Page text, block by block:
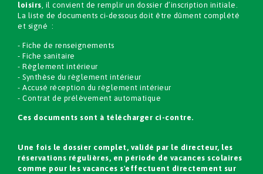
loisirs, il convient de remplir un dossier d’inscription initiale.
La liste de documents ci-dessous doit être dûment complété
et signé :
- Fiche de renseignements
- Fiche sanitaire
- Règlement intérieur
- Synthèse du règlement intérieur
- Accusé réception du règlement intérieur
- Contrat de prélèvement automatique
Ces documents sont à télécharger ci-contre.
Une fois le dossier complet, validé par le directeur, les
réservations régulières, en période de vacances scolaires
comme pour les vacances s'effectuent directement sur